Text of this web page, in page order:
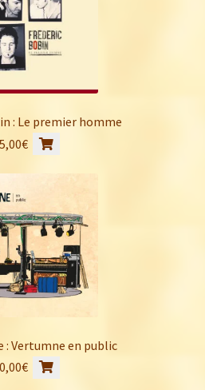
: Le premier homme
€
: Vertumne en public
€